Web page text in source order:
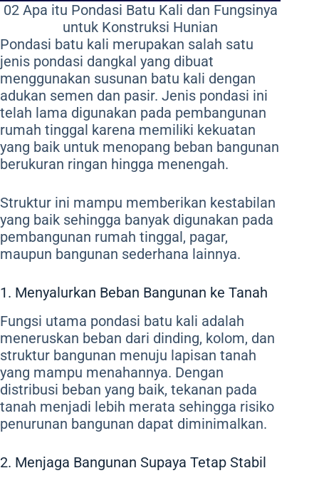
02 Apa itu Pondasi Batu Kali dan Fungsinya
untuk Konstruksi Hunian
Pondasi batu kali merupakan salah satu
jenis pondasi dangkal yang dibuat
menggunakan susunan batu kali dengan
adukan semen dan pasir. Jenis pondasi ini
telah lama digunakan pada pembangunan
rumah tinggal karena memiliki kekuatan
yang baik untuk menopang beban bangunan
berukuran ringan hingga menengah.
Struktur ini mampu memberikan kestabilan
yang baik sehingga banyak digunakan pada
pembangunan rumah tinggal, pagar,
maupun bangunan sederhana lainnya.
1. Menyalurkan Beban Bangunan ke Tanah
Fungsi utama pondasi batu kali adalah
meneruskan beban dari dinding, kolom, dan
struktur bangunan menuju lapisan tanah
yang mampu menahannya. Dengan
distribusi beban yang baik, tekanan pada
tanah menjadi lebih merata sehingga risiko
penurunan bangunan dapat diminimalkan.
2. Menjaga Bangunan Supaya Tetap Stabil